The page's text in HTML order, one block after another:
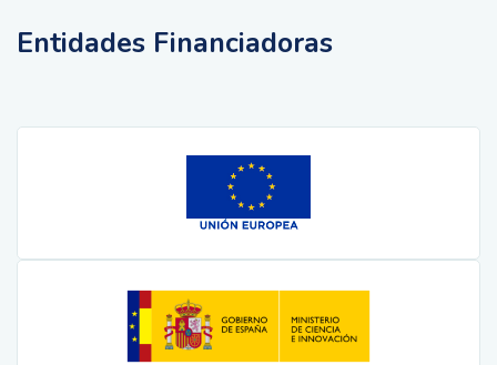
Entidades Financiadoras